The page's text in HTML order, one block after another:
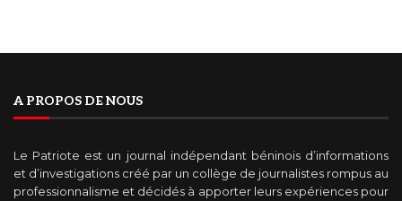
A PROPOS DE NOUS
Le Patriote est un journal indépendant béninois d’informations
et d’investigations créé par un collège de journalistes rompus au
professionnalisme et décidés à apporter leurs expériences pour